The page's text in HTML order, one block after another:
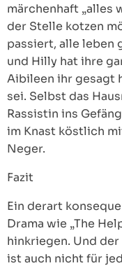
märchenhaft „alles
der Stelle kotzen
passiert, alle leben
und Hilly hat ihre
Aibileen ihr gesagt
sei. Selbst das
Rassistin ins
im Knast köstlich
Neger.
Fazit
Ein derart
Drama wie „The
hinkriegen. Und
ist auch nicht für